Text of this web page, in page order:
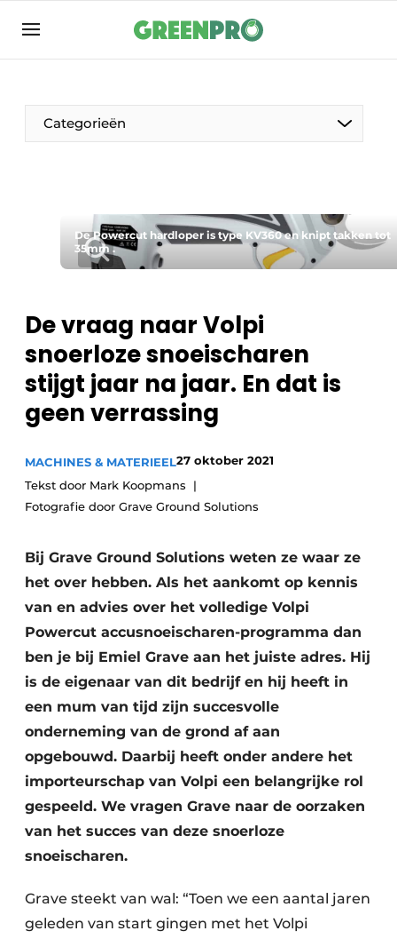
Aanmelden
Bedrijven
Contact
Groen in de zorg
Home
Nieuwsbrief
Podcasts
Privacy / Cookie statement
Save the Date
Vacatures
Video’s
Categorieën
De Powercut hardloper is type KV360 en knipt takken tot
35mm .
De vraag naar Volpi
snoerloze snoeischaren
stijgt jaar na jaar. En dat is
geen verrassing
MACHINES & MATERIEEL27 oktober 2021
Tekst door Mark Koopmans
Fotografie door Grave Ground Solutions
Bij Grave Ground Solutions weten ze waar ze
het over hebben. Als het aankomt op kennis
van en advies over het volledige Volpi
Powercut accusnoeischaren-programma dan
ben je bij Emiel Grave aan het juiste adres. Hij
is de eigenaar van dit bedrijf en hij heeft in
een mum van tijd zijn succesvolle
onderneming van de grond af aan
opgebouwd. Daarbij heeft onder andere het
importeurschap van Volpi een belangrijke rol
gespeeld. We vragen Grave naar de oorzaken
van het succes van deze snoerloze
snoeischaren.
Grave steekt van wal: “Toen we een aantal jaren
geleden van start gingen met het Volpi